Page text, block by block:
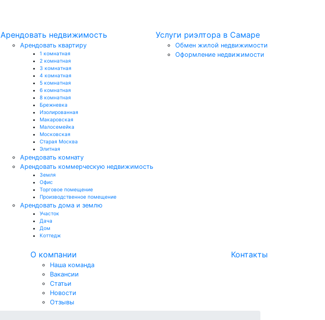
Арендовать недвижимость
Арендовать квартиру
1 комнатная
2 комнатная
3 комнатная
4 комнатная
5 комнатная
6 комнатная
8 комнатная
Брежневка
Изолированная
Макаровская
Малосемейка
Московская
Старая Москва
Элитная
Арендовать комнату
Арендовать коммерческую недвижимость
Земля
Офис
Торговое помещение
Производственное помещение
Арендовать дома и землю
Участок
Дача
Дом
Коттедж
Услуги риэлтора в Самаре
Обмен жилой недвижимости
Оформление недвижимости
О компании
Наша команда
Вакансии
Статьи
Новости
Отзывы
Контакты